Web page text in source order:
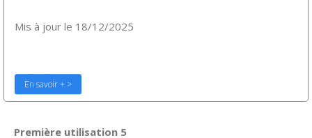
Mis à jour le 18/12/2025
En savoir + >
Première utilisation 5